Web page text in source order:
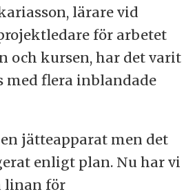
lärare vid
för arbetet
och kursen, har det varit
med flera inblandade
jätteapparat men det
enligt plan. Nu har vi
linan för